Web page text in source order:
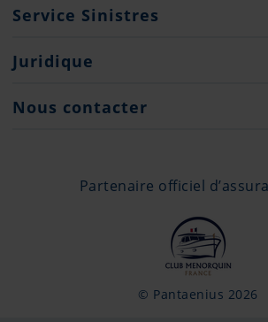
Groupe Pantaenius
Presse
Service Sinistres
Que faire...?
Juridique
Droits d'auteur
Nous contacter
info@monaco.pantaenius.com
© Pantaenius 2026
Partenaire officiel